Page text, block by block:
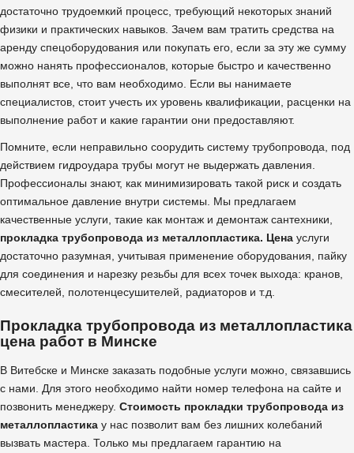
достаточно трудоемкий процесс, требующий некоторых знаний
физики и практических навыков. Зачем вам тратить средства на
аренду спецоборудования или покупать его, если за эту же сумму
можно нанять профессионалов, которые быстро и качественно
выполнят все, что вам необходимо. Если вы нанимаете
специалистов, стоит учесть их уровень квалификации, расценки на
выполнение работ и какие гарантии они предоставляют.
Помните, если неправильно соорудить систему трубопровода, под
действием гидроудара трубы могут не выдержать давления.
Профессионалы знают, как минимизировать такой риск и создать
оптимальное давление внутри системы. Мы предлагаем
качественные услуги, такие как монтаж и демонтаж сантехники,
прокладка трубопровода из металлопластика. Цена услуги
достаточно разумная, учитывая применение оборудования, пайку
для соединения и нарезку резьбы для всех точек выхода: кранов,
смесителей, полотенцесушителей, радиаторов и т.д.
Прокладка трубопровода из металлопластика
цена работ в Минске
В Витебске и Минске заказать подобные услуги можно, связавшись
с нами. Для этого необходимо найти номер телефона на сайте и
позвонить менеджеру. Стоимость прокладки трубопровода из
металлопластика у нас позволит вам без лишних колебаний
вызвать мастера. Только мы предлагаем гарантию на